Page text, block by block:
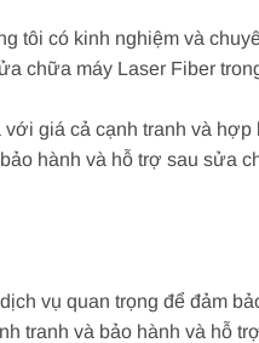
tôi có kinh nghiệm và
chữa máy Laser Fiber
giá cả cạnh tranh và hợp
hành và hỗ trợ sau sửa
vụ quan trọng để đảm
tranh và bảo hành và hỗ